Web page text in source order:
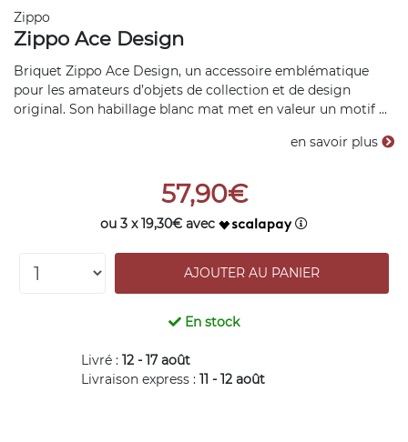
Zippo
Zippo Ace Design
Briquet Zippo Ace Design, un accessoire emblématique
pour les amateurs d’objets de collection et de design
original. Son habillage blanc mat met en valeur un motif ...
en savoir plus
57,90€
ou 3 x 19,30€ avec
En stock
Livré : 12 - 17 août
Livraison express : 11 - 12 août